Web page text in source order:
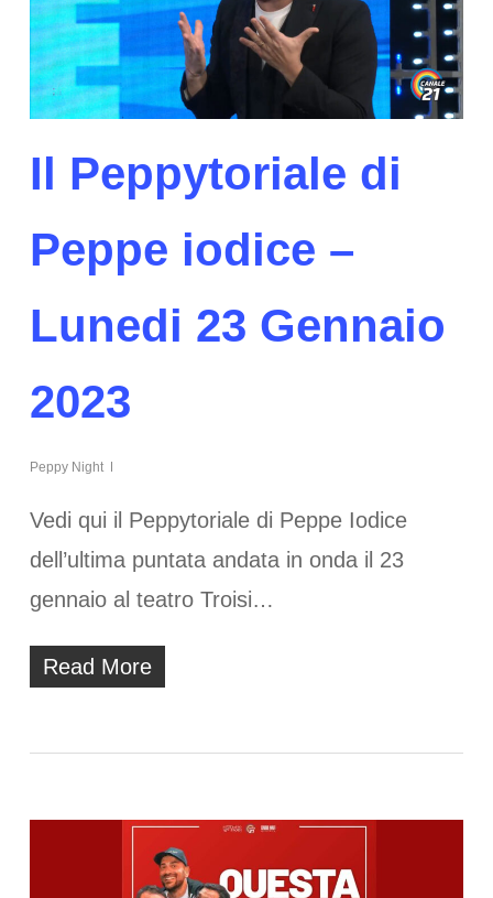
Il Peppytoriale di
Peppe iodice –
Lunedi 23 Gennaio
2023
Peppy Night
Vedi qui il Peppytoriale di Peppe Iodice
dell’ultima puntata andata in onda il 23
gennaio al teatro Troisi…
Read More